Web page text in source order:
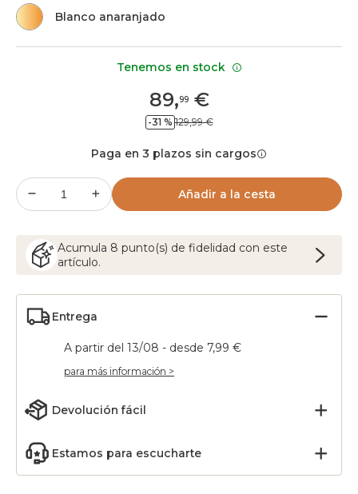
Blanco anaranjado
89,99€
-31 % 129,99 €
Paga en 3 plazos sin cargos
Añadir a la cesta
Acumula 8 punto(s) de fidelidad con este
artículo.
Entrega
A partir del 13/08 - desde 7,99 €
para más información >
Devolución fácil
Estamos para escucharte